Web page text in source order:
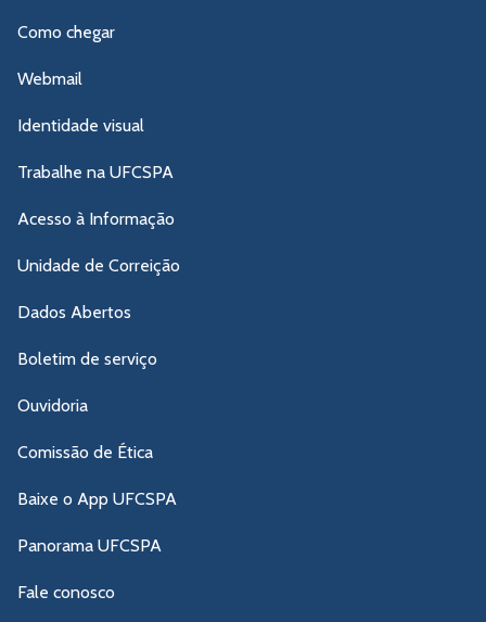
Como chegar
Webmail
Identidade visual
Trabalhe na UFCSPA
Acesso à Informação
Unidade de Correição
Dados Abertos
Boletim de serviço
Ouvidoria
Comissão de Ética
Baixe o App UFCSPA
Panorama UFCSPA
Fale conosco